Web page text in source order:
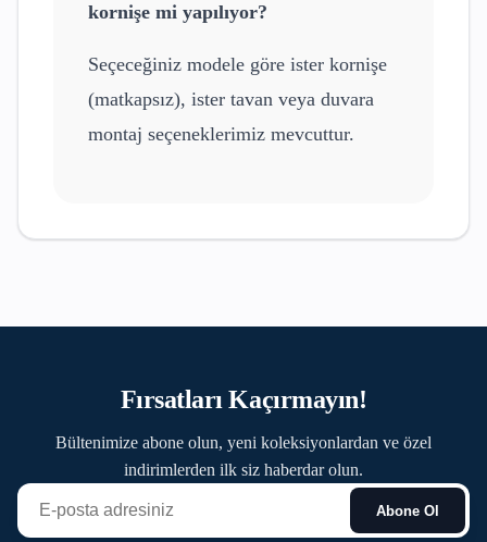
kornişe mi yapılıyor?
Seçeceğiniz modele göre ister kornişe
(matkapsız), ister tavan veya duvara
montaj seçeneklerimiz mevcuttur.
Fırsatları Kaçırmayın!
Bültenimize abone olun, yeni koleksiyonlardan ve özel
indirimlerden ilk siz haberdar olun.
Abone Ol